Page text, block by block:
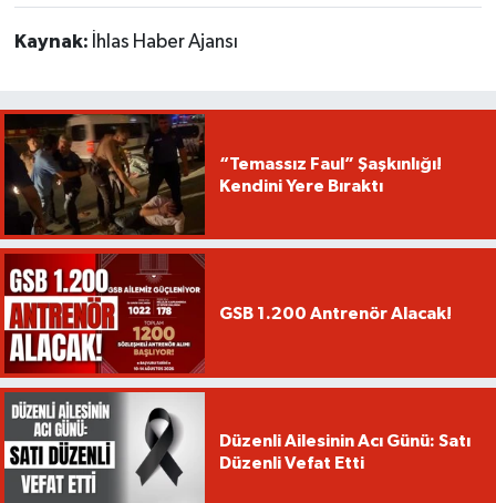
Kaynak: İhlas Haber Ajansı
“Temassız Faul” Şaşkınlığı!
Kendini Yere Bıraktı
GSB 1.200 Antrenör Alacak!
Düzenli Ailesinin Acı Günü: Satı
Düzenli Vefat Etti